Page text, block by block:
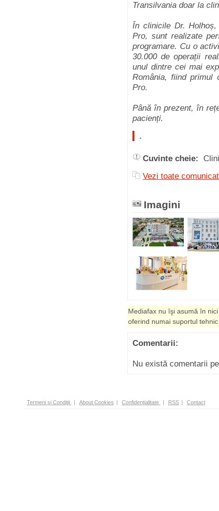
Transilvania doar la
În clinicile Dr.
Pro, sunt realizate
programare. Cu o
30.000 de operații
unul dintre cei mai
România, fiind primul
Pro.
Până în prezent, în
pacienți.
.
Cuvinte cheie:
Vezi toate
Imagini
Mediafax nu îşi asumă în
oferind numai suportul
Comentarii:
Nu există comentarii
Termeni şi Condiţii | About Cookies | Confidenţialitate | RSS | Contact